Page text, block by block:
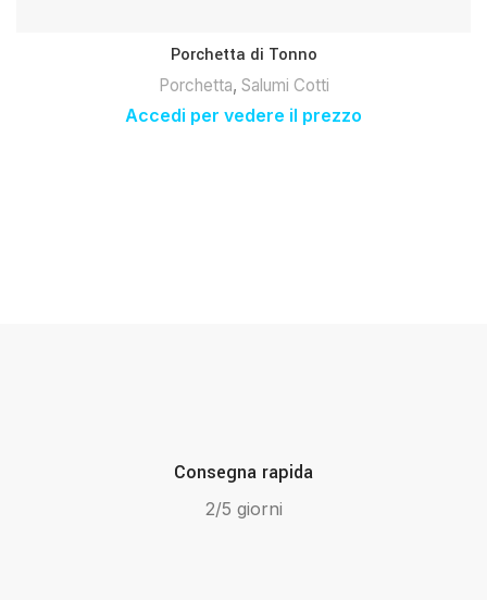
Porchetta di Tonno
Porchetta, Salumi Cotti
Accedi per vedere il prezzo
Consegna rapida
2/5 giorni